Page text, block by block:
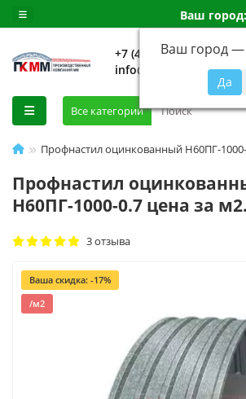
Ваш город:
Ваш город —
+7 (499) 648-92-94
Все категории
Профнастил оцинкованный Н60ПГ-
Профнастил
Н60ПГ-1000-0.7 цена за м2.
3 отзыва
Ваша скидка: -17%
/м2